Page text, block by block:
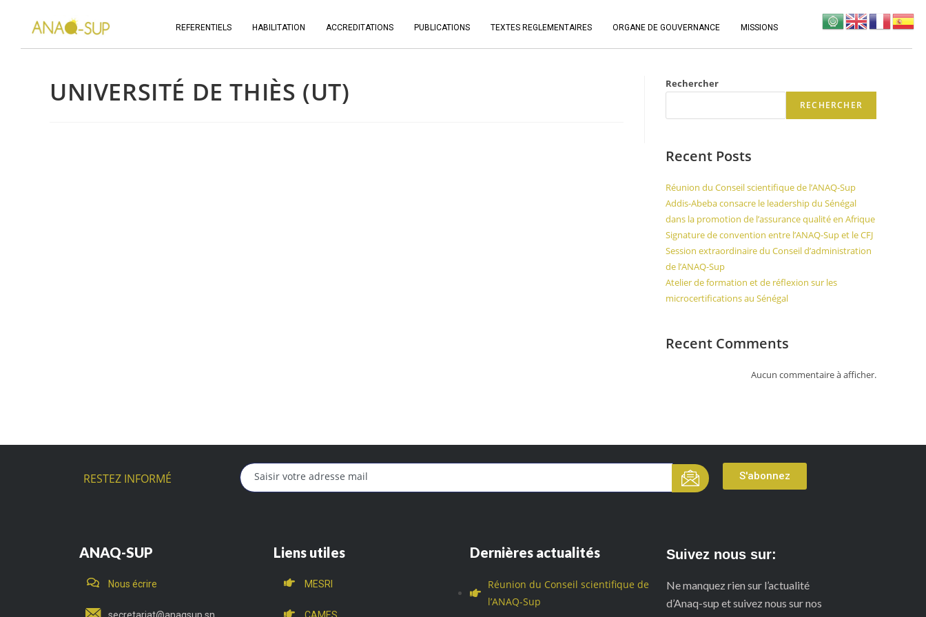
REFERENTIELS HABILITATION ACCREDITATIONS PUBLICATIONS TEXTES REGLEMENTAIRES ORGANE DE GOUVERNANCE MISSIONS
UNIVERSITÉ DE THIÈS (UT) Rechercher
RECHERCHER
Recent Posts
Réunion du Conseil scientifique de l’ANAQ-Sup
Addis-Abeba consacre le leadership du Sénégal
dans la promotion de l’assurance qualité en Afrique
Signature de convention entre l’ANAQ-Sup et le CFJ
Session extraordinaire du Conseil d’administration
de l’ANAQ-Sup
Atelier de formation et de réflexion sur les
microcertifications au Sénégal
Recent Comments
Aucun commentaire à afficher.
RESTEZ INFORMÉ S'abonnez
ANAQ-SUP
Nous écrire
Liens utiles
MESRI
Dernières actualités
Réunion du Conseil scientifique de
l’ANAQ-Sup
Suivez nous sur:
Ne manquez rien sur l’actualité
d’Anaq-sup et suivez nous sur nos